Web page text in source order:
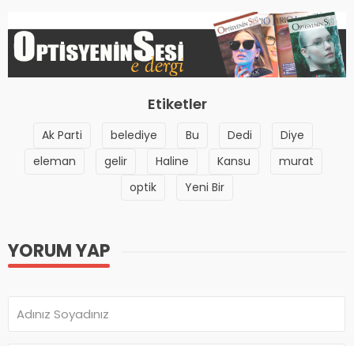
Etiketler
Ak Parti belediye Bu Dedi
Diye
eleman
gelir Haline Kansu
murat
optik
Yeni Bir
YORUM YAP